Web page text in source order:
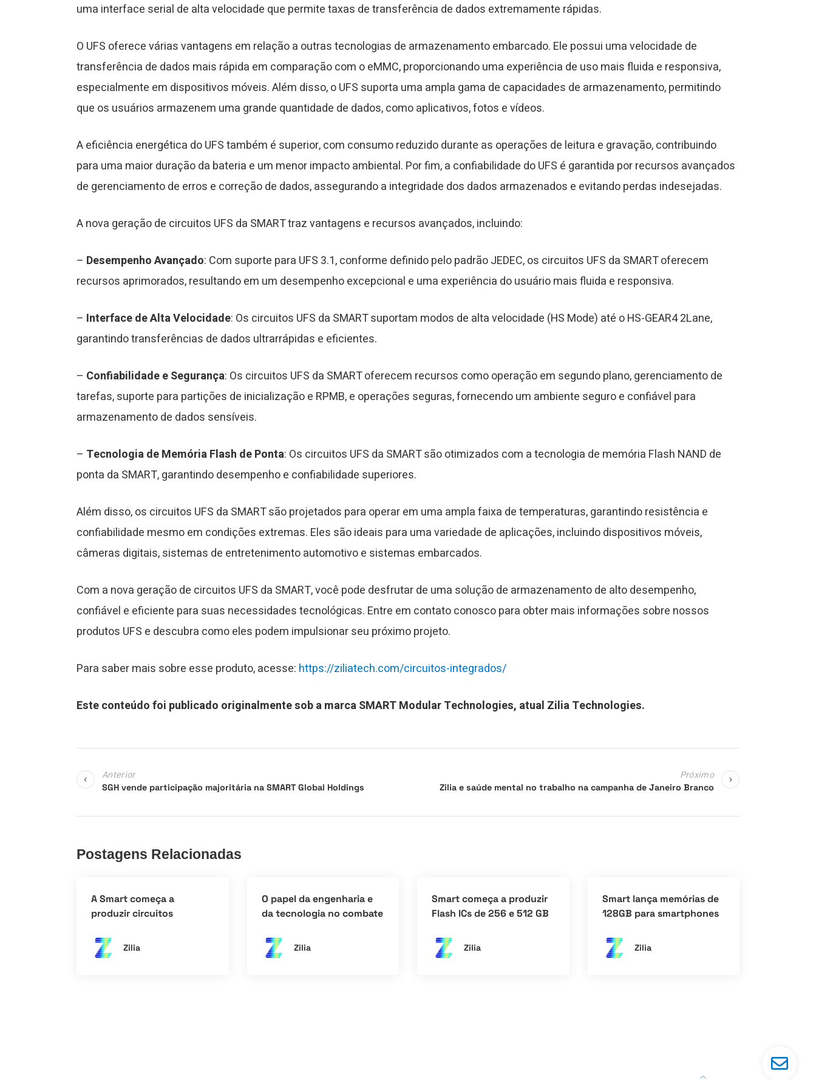
uma interface serial de alta velocidade que permite taxas de transferência de dados extremamente rápidas.
O UFS oferece várias vantagens em relação a outras tecnologias de armazenamento embarcado. Ele possui uma velocidade de
transferência de dados mais rápida em comparação com o eMMC, proporcionando uma experiência de uso mais fluida e responsiva,
especialmente em dispositivos móveis. Além disso, o UFS suporta uma ampla gama de capacidades de armazenamento, permitindo
que os usuários armazenem uma grande quantidade de dados, como aplicativos, fotos e vídeos.
A eficiência energética do UFS também é superior, com consumo reduzido durante as operações de leitura e gravação, contribuindo
para uma maior duração da bateria e um menor impacto ambiental. Por fim, a confiabilidade do UFS é garantida por recursos avançados
de gerenciamento de erros e correção de dados, assegurando a integridade dos dados armazenados e evitando perdas indesejadas.
A nova geração de circuitos UFS da SMART traz vantagens e recursos avançados, incluindo:
– Desempenho Avançado: Com suporte para UFS 3.1, conforme definido pelo padrão JEDEC, os circuitos UFS da SMART oferecem
recursos aprimorados, resultando em um desempenho excepcional e uma experiência do usuário mais fluida e responsiva.
– Interface de Alta Velocidade: Os circuitos UFS da SMART suportam modos de alta velocidade (HS Mode) até o HS-GEAR4 2Lane,
garantindo transferências de dados ultrarrápidas e eficientes.
– Confiabilidade e Segurança: Os circuitos UFS da SMART oferecem recursos como operação em segundo plano, gerenciamento de
tarefas, suporte para partições de inicialização e RPMB, e operações seguras, fornecendo um ambiente seguro e confiável para
armazenamento de dados sensíveis.
– Tecnologia de Memória Flash de Ponta: Os circuitos UFS da SMART são otimizados com a tecnologia de memória Flash NAND de
ponta da SMART, garantindo desempenho e confiabilidade superiores.
Além disso, os circuitos UFS da SMART são projetados para operar em uma ampla faixa de temperaturas, garantindo resistência e
confiabilidade mesmo em condições extremas. Eles são ideais para uma variedade de aplicações, incluindo dispositivos móveis,
câmeras digitais, sistemas de entretenimento automotivo e sistemas embarcados.
Com a nova geração de circuitos UFS da SMART, você pode desfrutar de uma solução de armazenamento de alto desempenho,
confiável e eficiente para suas necessidades tecnológicas. Entre em contato conosco para obter mais informações sobre nossos
produtos UFS e descubra como eles podem impulsionar seu próximo projeto.
Para saber mais sobre esse produto, acesse: https://ziliatech.com/circuitos-integrados/
Este conteúdo foi publicado originalmente sob a marca SMART Modular Technologies, atual Zilia Technologies.
Anterior
SGH vende participação majoritária na SMART Global Holdings
Próximo
Zilia e saúde mental no trabalho na campanha de Janeiro Branco
Postagens Relacionadas
A Smart começa a
produzir circuitos
Brasil
Zilia
O papel da engenharia e
da tecnologia no combate
INSPIREZilia
Smart começa a produzir
Flash ICs de 256 e 512 GB
geração no Brasil
Zilia
Smart lança memórias de
128GB para smartphones
Zilia